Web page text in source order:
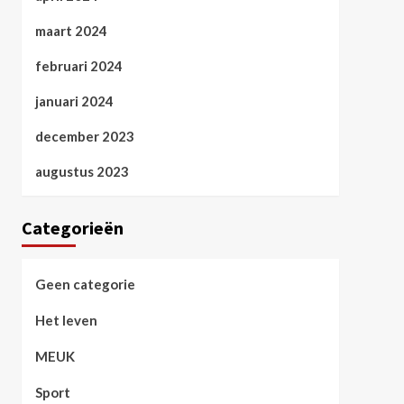
maart 2024
februari 2024
januari 2024
december 2023
augustus 2023
Categorieën
Geen categorie
Het leven
MEUK
Sport